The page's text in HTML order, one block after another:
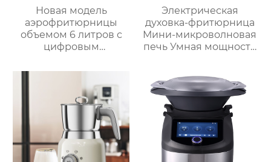
Новая модель
аэрофритюрницы
объемом 6 литров с
цифровым
предустановленными
функциями Духовка
Электрическая
интеллектуальная
воздушная
фритюрница
Хрустящий Готовит
без масла
Электрическая
духовка-фритюрница
Мини-микроволновая
печь Умная мощность
серебристого цвета с
цифровым ЖК-
дисплеем объемом 6
литров двойной